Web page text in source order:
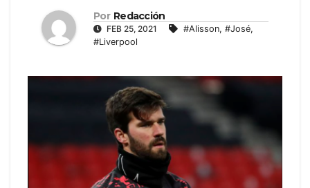
Por Redacción
FEB 25, 2021 #Alisson, #José,
#Liverpool